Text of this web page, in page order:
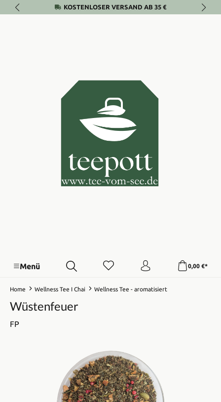
Zum Hauptinhalt springenKOSTENLOSER VERSAND AB 35 €
Menü 0,00 €*
Home Wellness Tee I Chai Wellness Tee - aromatisiert
Wüstenfeuer
FP
Bildergalerie überspringen